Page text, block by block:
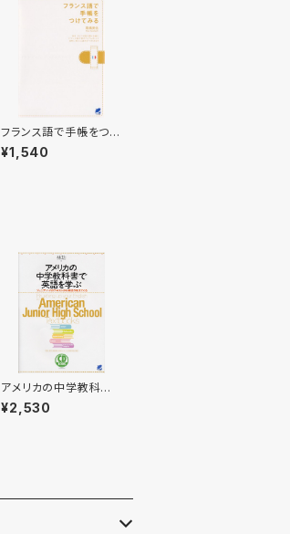
フランス語で手帳をつけ
てみる
¥1,540
アメリカの中学教科書
で英語を学ぶ CD BO
OK
¥2,530